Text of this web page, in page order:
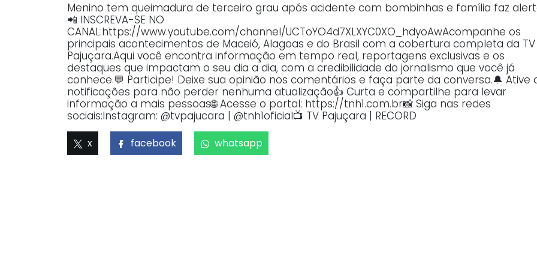
Menino tem queimadura de terceiro grau após acidente com bombinhas e família faz
📲 INSCREVA-SE NO
CANAL:https://www.youtube.com/channel/UCToYO4d7XLXYC0XO_hdyoAwAcompanhe os
principais acontecimentos de Maceió, Alagoas e do Brasil com a cobertura completa da TV
Pajuçara.Aqui você encontra informação em tempo real, reportagens exclusivas e os
destaques que impactam o seu dia a dia, com a credibilidade do jornalismo que você já
conhece.💬 Participe! Deixe sua opinião nos comentários e faça parte da conversa.🔔 Ative
notificações para não perder nenhuma atualização👍 Curta e compartilhe para levar
informação a mais pessoas🌐 Acesse o portal: https://tnh1.com.br📸 Siga nas redes
sociais:Instagram: @tvpajucara | @tnh1oficial📺 TV Pajuçara | RECORD
x facebook whatsapp